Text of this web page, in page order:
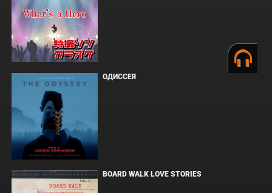
ОДИССЕЯ
BOARD WALK LOVE STORIES